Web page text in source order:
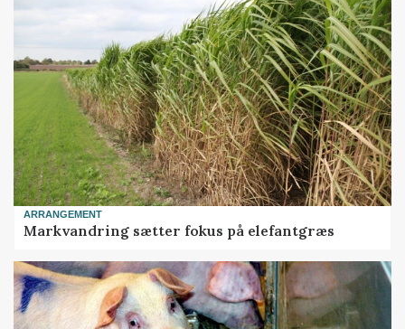
ARRANGEMENT
Markvandring sætter fokus på elefantgræs